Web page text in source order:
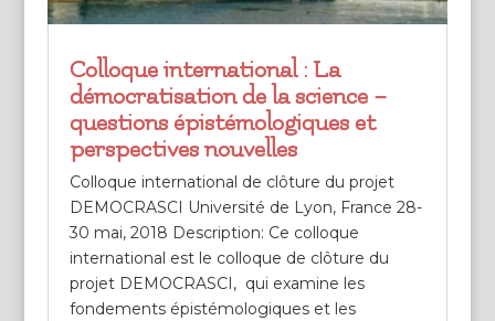
Colloque international : La
démocratisation de la science –
questions épistémologiques et
perspectives nouvelles
Colloque international de clôture du projet
DEMOCRASCI Université de Lyon, France 28-
30 mai, 2018 Description: Ce colloque
international est le colloque de clôture du
projet DEMOCRASCI, qui examine les
fondements épistémologiques et les